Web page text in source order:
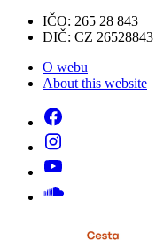
IČO: 265 28 843
DIČ: CZ 26528843
O webu
About this website